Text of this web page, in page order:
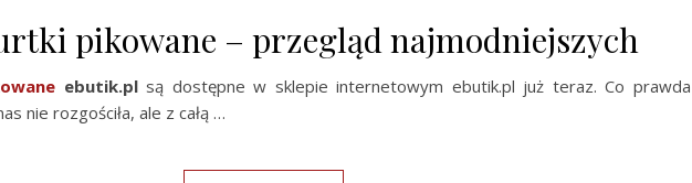
pikowane – przegląd najmodniejszych
ebutik.plsą dostępne w sklepie internetowym ebutik.pl już teraz. Co prawda
nie rozgościła, ale z całą …